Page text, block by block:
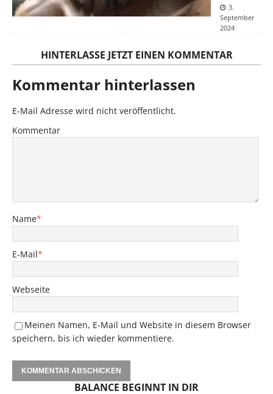
3.
September
2024
HINTERLASSE JETZT EINEN KOMMENTAR
Kommentar hinterlassen
E-Mail Adresse wird nicht veröffentlicht.
Kommentar
Name*
E-Mail*
Webseite
Meinen Namen, E-Mail und Website in diesem Browser
speichern, bis ich wieder kommentiere.
BALANCE BEGINNT IN DIR